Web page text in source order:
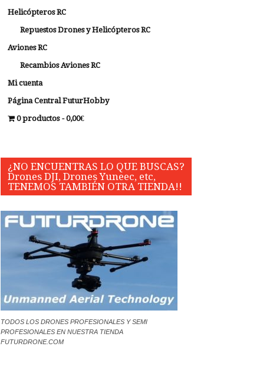
Helicópteros RC
Repuestos Drones y Helicópteros RC
Aviones RC
Recambios Aviones RC
Mi cuenta
Página Central FuturHobby
0 productos
0,00€
¿NO ENCUENTRAS LO QUE BUSCAS?
Drones DJI, Drones Yuneec, etc,
TENEMOS TAMBIÉN OTRA TIENDA!!
TODOS LOS DRONES PROFESIONALES Y SEMI
PROFESIONALES EN NUESTRA TIENDA
FUTURDRONE.COM